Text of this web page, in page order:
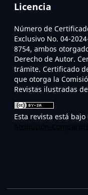
Licencia
Número de
Exclusivo No. 04-
8754, ambos
Derecho de Autor.
trámite. Certificado
que otorga la
Revistas ilustradas
Esta revista está bajo